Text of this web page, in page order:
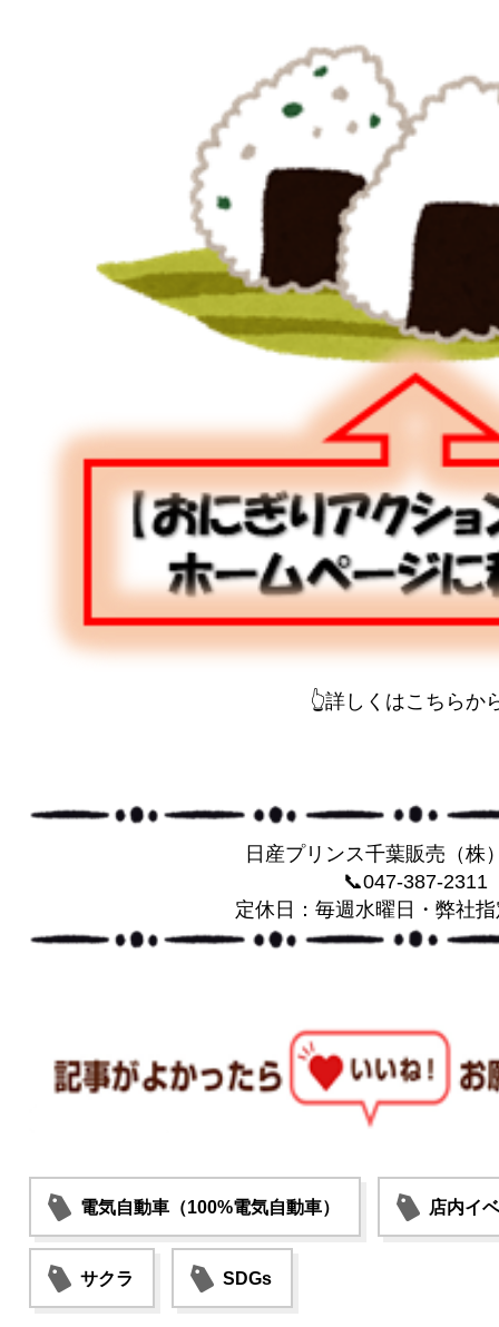
👆詳しくはこちらか
日産プリンス千葉販売（株
📞047-387-2311
定休日：毎週水曜日・弊社
電気自動車（100%電気自動車） 店内イ
サクラ SDGs